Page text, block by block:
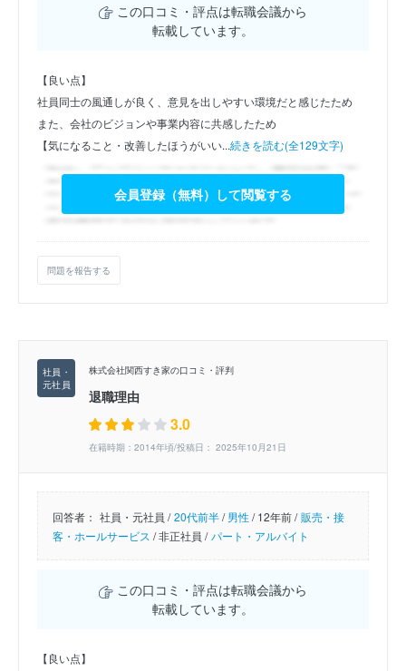
この口コミ・評点は転職会議から
転載しています。
【良い点】
社員同士の風通しが良く、意見を出しやすい環境だと感じたため
また、会社のビジョンや事業内容に共感したため
【気になること・改善したほうがいい...続きを読む(全129文字)
会員登録（無料）して閲覧する
問題を報告する
株式会社関西すき家の口コミ・評判
退職理由
3.0
在籍時期：2014年頃/投稿日： 2025年10月21日
回答者： 社員・元社員 / 20代前半/男性/12年前 / 販売・接
客・ホールサービス /非正社員 / パート・アルバイト
この口コミ・評点は転職会議から
転載しています。
【良い点】